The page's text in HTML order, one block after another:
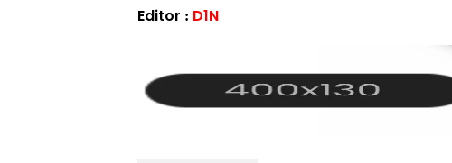
Editor : D1N